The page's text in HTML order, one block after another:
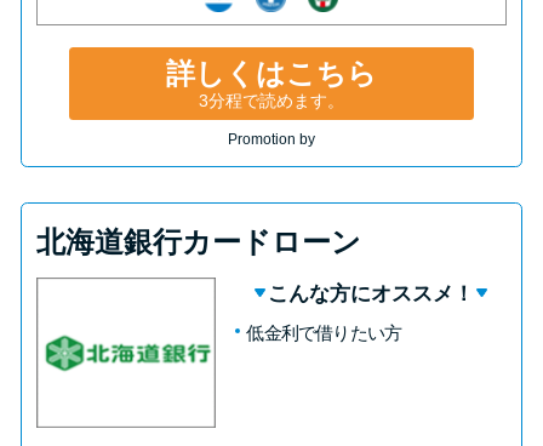
詳しくはこちら
3分程で読めます。
Promotion by
北海道銀行カードローン
こんな方にオススメ！
低金利で借りたい方